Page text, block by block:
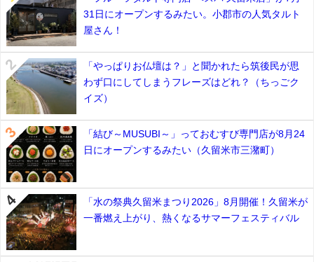
31日にオープンするみたい。小郡市の人気タルト
屋さん！
「やっぱりお仏壇は？」と聞かれたら筑後民が思
わず口にしてしまうフレーズはどれ？（ちっごク
イズ）
「結び～MUSUBI～」っておむすび専門店が8月24
日にオープンするみたい（久留米市三潴町）
「水の祭典久留米まつり2026」8月開催！久留米が
一番燃え上がり、熱くなるサマーフェスティバル